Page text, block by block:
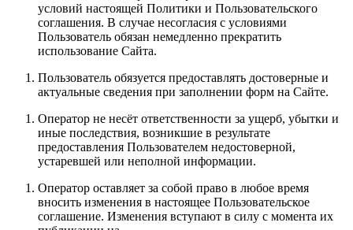
условий настоящей Политики и Пользовательского
соглашения. В случае несогласия с условиями
Пользователь обязан немедленно прекратить
использование Сайта.
Пользователь обязуется предоставлять достоверные и
актуальные сведения при заполнении форм на Сайте.
Оператор не несёт ответственности за ущерб, убытки и
иные последствия, возникшие в результате
предоставления Пользователем недостоверной,
устаревшей или неполной информации.
Оператор оставляет за собой право в любое время
вносить изменения в настоящее Пользовательское
соглашение. Изменения вступают в силу с момента их